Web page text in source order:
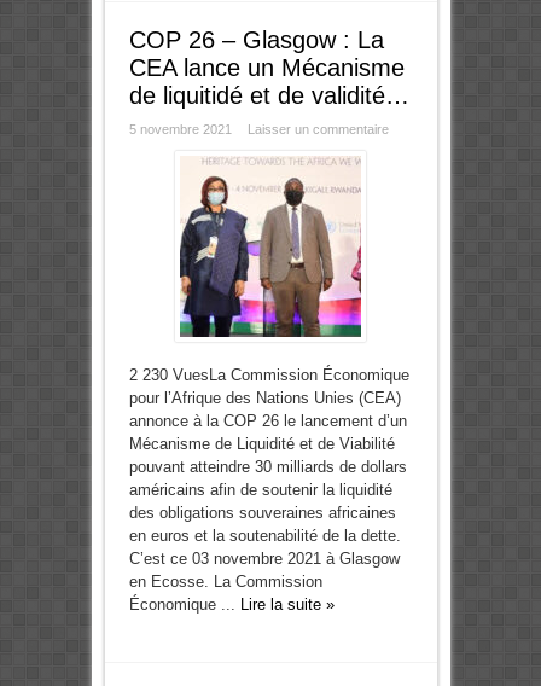
COP 26 – Glasgow : La
CEA lance un Mécanisme
de liquitidé et de validité…
5 novembre 2021 Laisser un commentaire
2 230 VuesLa Commission Économique
pour l’Afrique des Nations Unies (CEA)
annonce à la COP 26 le lancement d’un
Mécanisme de Liquidité et de Viabilité
pouvant atteindre 30 milliards de dollars
américains afin de soutenir la liquidité
des obligations souveraines africaines
en euros et la soutenabilité de la dette.
C’est ce 03 novembre 2021 à Glasgow
en Ecosse. La Commission
Économique ... Lire la suite »